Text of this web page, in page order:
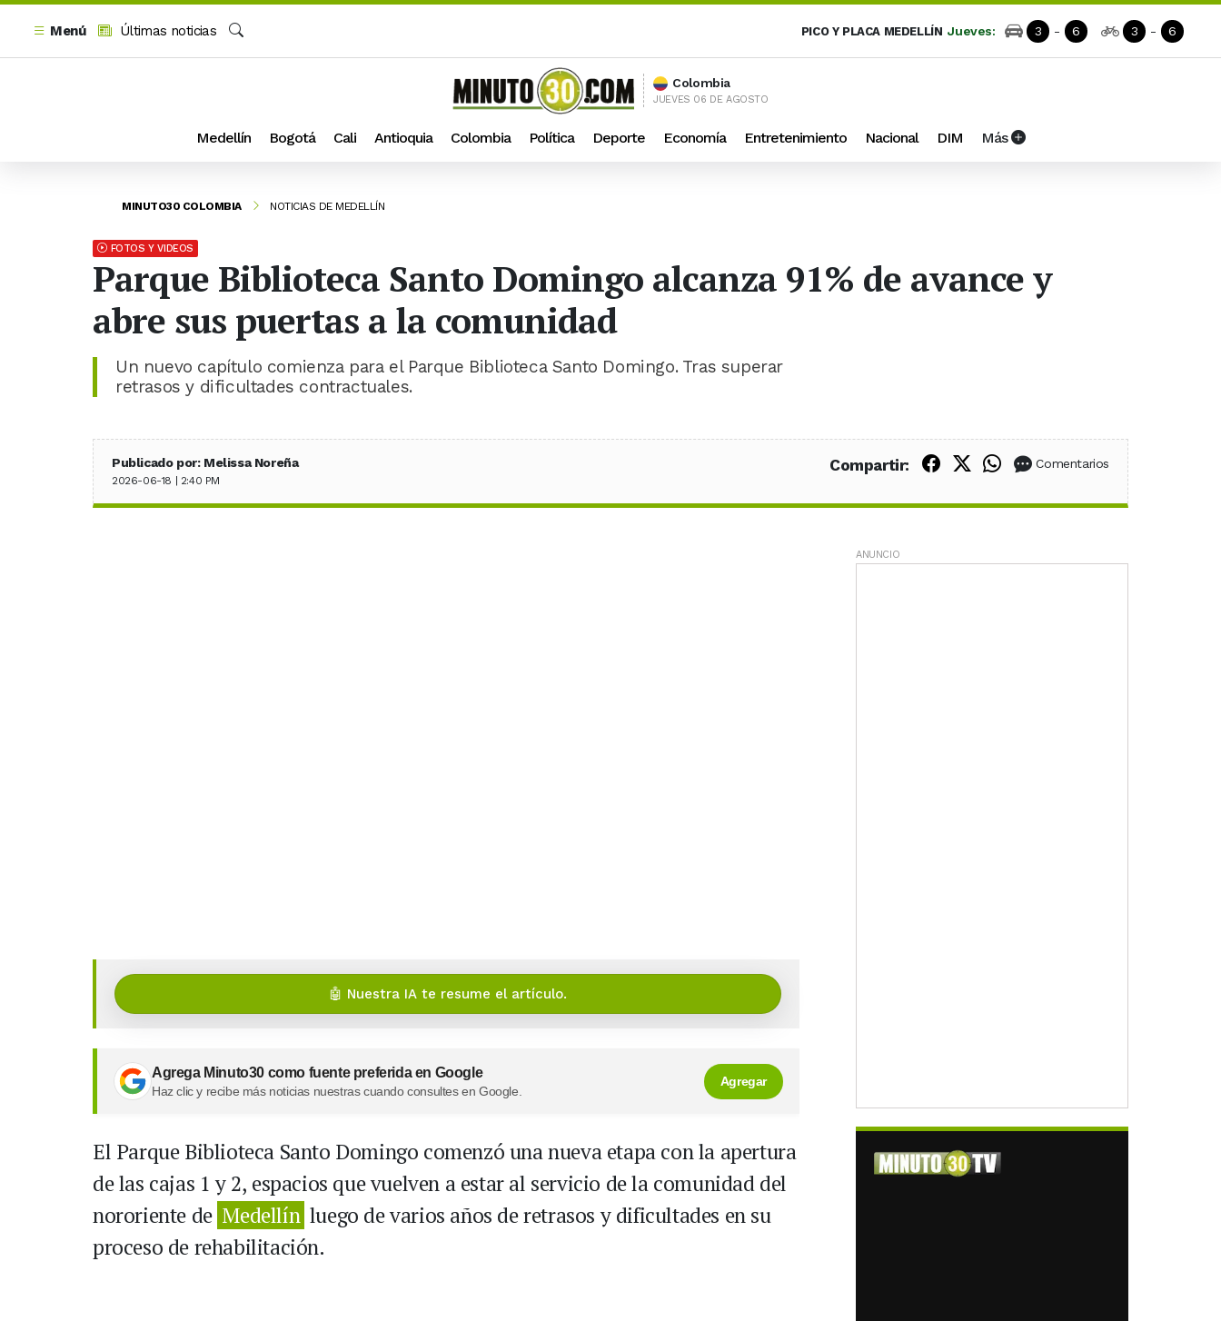
Menú
Últimas noticias
PICO Y PLACA MEDELLÍN Jueves: 3 - 6 3 - 6
Colombia
JUEVES 06 DE AGOSTO
Medellín Bogotá Cali Antioquia Colombia Política Deporte Economía Entretenimiento Nacional DIM Más
MINUTO30 COLOMBIA NOTICIAS DE MEDELLÍN
FOTOS Y VIDEOS
Parque Biblioteca Santo Domingo alcanza 91% de avance y
abre sus puertas a la comunidad
Un nuevo capítulo comienza para el Parque Biblioteca Santo Domingo. Tras superar
retrasos y dificultades contractuales.
Publicado por: Melissa Noreña
2026-06-18 | 2:40 PM
Compartir: Compartir en Facebook
Compartir en X (Twitter)
Compartir en WhatsApp
Comentarios
🤖 Nuestra IA te resume el artículo.
Agrega Minuto30 como fuente preferida en Google
Haz clic y recibe más noticias nuestras cuando consultes en Google.
Agregar
El Parque Biblioteca Santo Domingo comenzó una nueva etapa con la apertura
de las cajas 1 y 2, espacios que vuelven a estar al servicio de la comunidad del
nororiente de Medellín luego de varios años de retrasos y dificultades en su
proceso de rehabilitación.
ANUNCIO